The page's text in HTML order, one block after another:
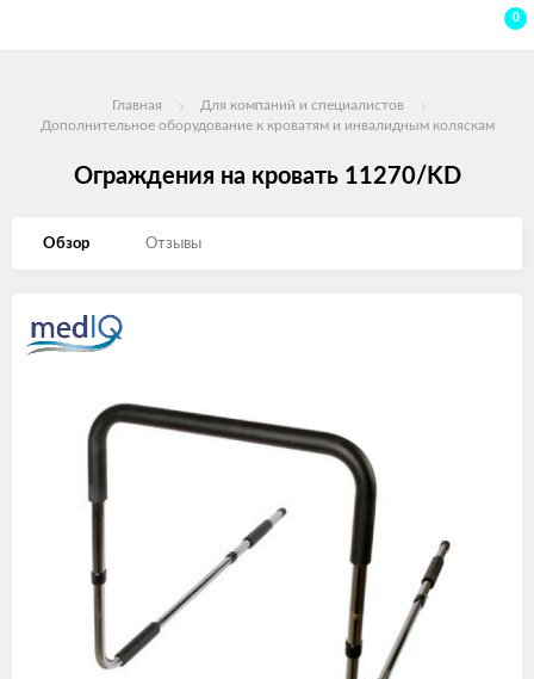
0
Главная
Для компаний и специалистов
Дополнительное оборудование к кроватям и инвалидным коляскам
Ограждения на кровать 11270/KD
Обзор Отзывы
Изображения